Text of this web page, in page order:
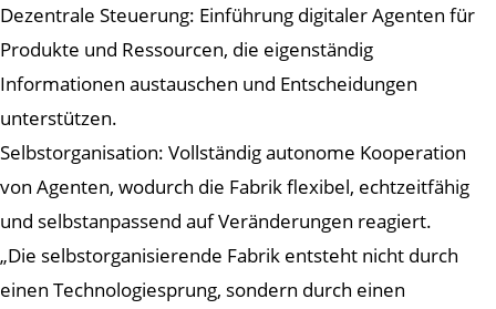
Dezentrale Steuerung: Einführung digitaler Agenten für
Produkte und Ressourcen, die eigenständig
Informationen austauschen und Entscheidungen
unterstützen.
Selbstorganisation: Vollständig autonome Kooperation
von Agenten, wodurch die Fabrik flexibel, echtzeitfähig
und selbstanpassend auf Veränderungen reagiert.
„Die selbstorganisierende Fabrik entsteht nicht durch
einen Technologiesprung, sondern durch einen